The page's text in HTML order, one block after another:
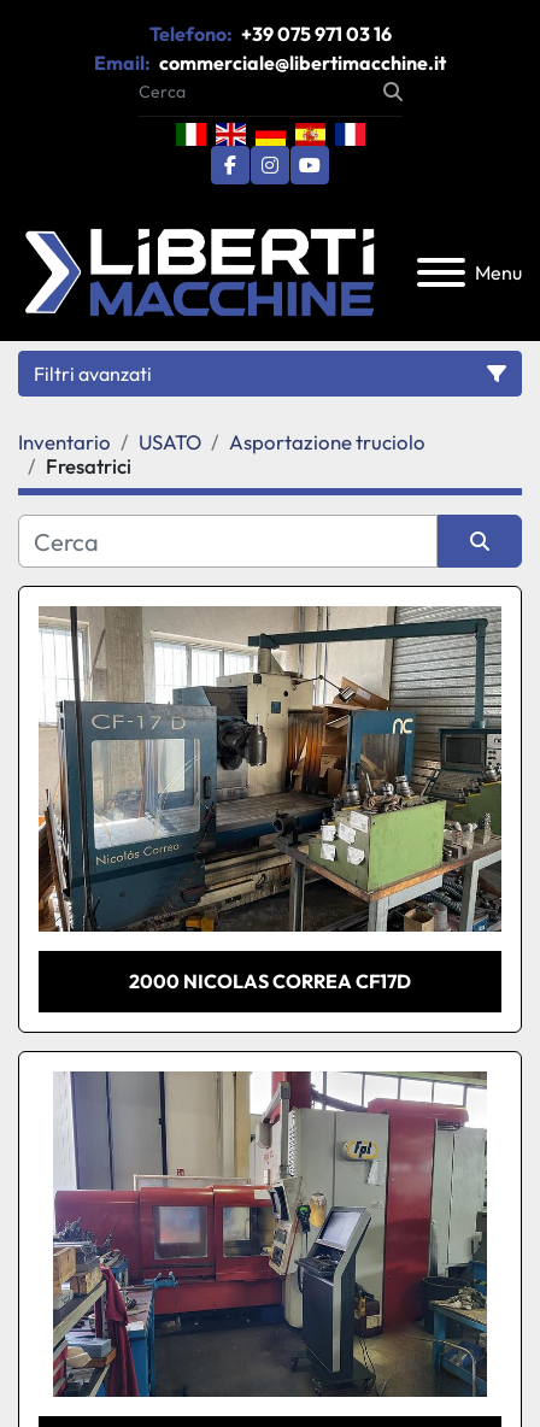
Telefono: +39 075 971 03 16
Email: commerciale@libertimacchine.it
facebook
instagram
youtube
Menu
Filtri avanzati
Categoria
Produttore
Modello
Condizione
Inventario USATO
Asportazione truciolo
Fresatrici
Ordina per
2000 NICOLAS CORREA CF17D